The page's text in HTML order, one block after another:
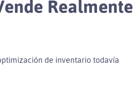
Realmente
de inventario todavía